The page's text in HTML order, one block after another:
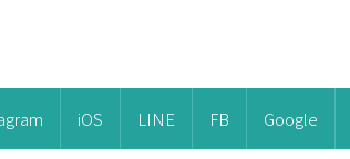
iOS LINE FB Google